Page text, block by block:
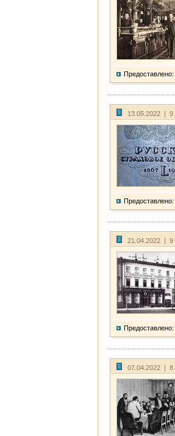
Предоставлено:
13.05.2022 | 9
Предоставлено:
21.04.2022 | 9
Предоставлено:
07.04.2022 | 8